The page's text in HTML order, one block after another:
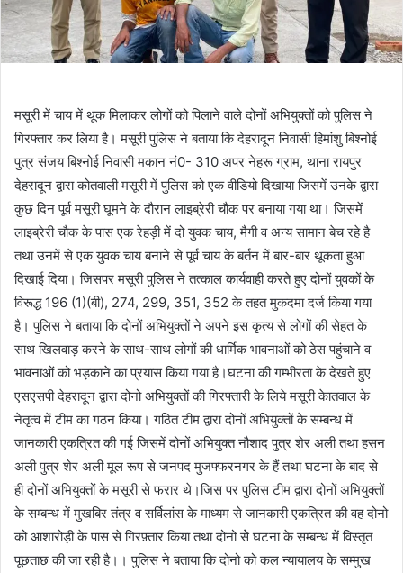
मसूरी में चाय में थूक मिलाकर लोगों को पिलाने वाले दोनों अभियुक्तों को पुलिस ने
गिरफ्तार कर लिया है। मसूरी पुलिस ने बताया कि देहरादून निवासी हिमांशु बिश्नोई
पुत्र संजय बिश्नोई निवासी मकान नं0- 310 अपर नेहरू ग्राम, थाना रायपुर
देहरादून द्वारा कोतवाली मसूरी में पुलिस को एक वीडियो दिखाया जिसमें उनके द्वारा
कुछ दिन पूर्व मसूरी घूमने के दौरान लाइब्रेरी चौक पर बनाया गया था। जिसमें
लाइब्रेरी चौक के पास एक रेहड़ी में दो युवक चाय, मैगी व अन्य सामान बेच रहे है
तथा उनमें से एक युवक चाय बनाने से पूर्व चाय के बर्तन में बार-बार थूकता हुआ
दिखाई दिया। जिसपर मसूरी पुलिस ने तत्काल कार्यवाही करते हुए दोनों युवकों के
विरूद्ध 196 (1)(बी), 274, 299, 351, 352 के तहत मुकदमा दर्ज किया गया
है। पुलिस ने बताया कि दोनों अभियुक्तों ने अपने इस कृत्य से लोगों की सेहत के
साथ खिलवाड़ करने के साथ-साथ लोगों की धार्मिक भावनाओं को ठेस पहुंचाने व
भावनाओं को भड़काने का प्रयास किया गया है।घटना की गम्भीरता के देखते हुए
एसएसपी देहरादून द्वारा दोनो अभियुक्तों की गिरफ्तारी के लिये मसूरी केातवाल के
नेतृत्व में टीम का गठन किया। गठित टीम द्वारा दोनों अभियुक्तों के सम्बन्ध में
जानकारी एकत्रित की गई जिसमें दोनों अभियुक्त नौशाद पुत्र शेर अली तथा हसन
अली पुत्र शेर अली मूल रूप से जनपद मुजफ्फरनगर के हैं तथा घटना के बाद से
ही दोनों अभियुक्तों के मसूरी से फरार थे।जिस पर पुलिस टीम द्वारा दोनों अभियुक्तों
के सम्बन्ध में मुखबिर तंत्र व सर्विलांस के माध्यम से जानकारी एकत्रित की वह दोनो
को आशारोड़ी के पास से गिरफ़्तार किया तथा दोनो सेे घटना के सम्बन्ध में विस्तृत
पूछताछ की जा रही है।। पुलिस ने बताया कि दोनो को कल न्यायालय के सम्मुख